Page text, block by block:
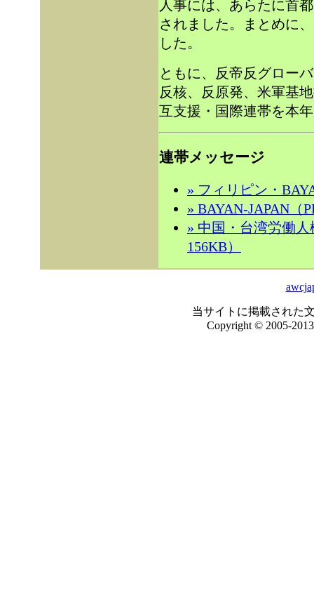
人事には、あらたに首
されました。まとめに
した。
ともに、反帝反グロー
反核、反原発、米軍基
互支援・国際連帯を本
連帯メッセージ
» フィリピン・
» BAYAN-JAPAN（
» 中国・台湾労働
156KB）
当サイトに掲載された
Copyright © 2005-